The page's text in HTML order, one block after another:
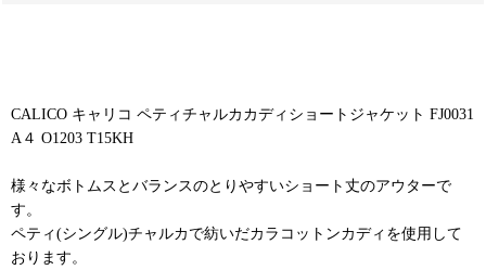
CALICO キャリコ ペティチャルカカディショートジャケット FJ0031
A４ O1203 T15KH
様々なボトムスとバランスのとりやすいショート丈のアウターで
す。
ペティ(シングル)チャルカで紡いだカラコットンカディを使用して
おります。